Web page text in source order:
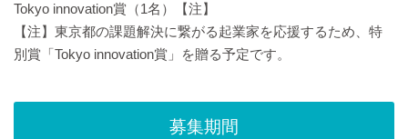
Tokyo innovation賞（1名）【注】
【注】東京都の課題解決に繋がる起業家を応援するため、特
別賞「Tokyo innovation賞」を贈る予定です。
募集期間